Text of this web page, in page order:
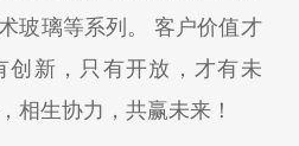
玻璃等系列。 客户价值才
创新，只有开放，才有未
相生协力，共赢未来！